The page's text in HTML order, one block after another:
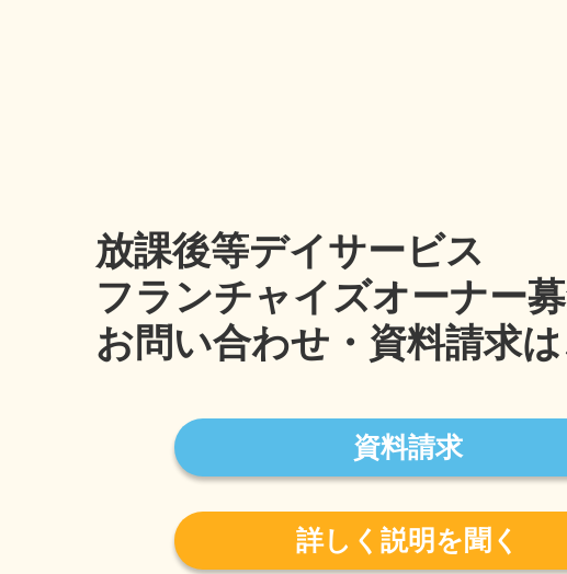
放課後等デイサービス
フランチャイズオーナー
お問い合わせ・資料請求
資料請求
詳しく説明を聞く